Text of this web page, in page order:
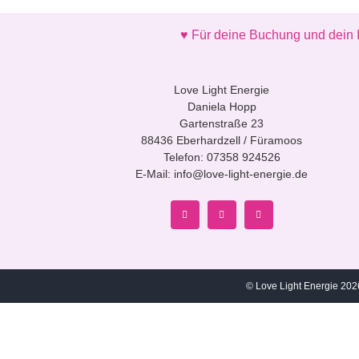
♥ Für deine Buchung und
Love Light Energie
Daniela Hopp
Gartenstraße 23
88436 Eberhardzell / Füramoos
Telefon: 07358 924526
E-Mail: info@love-light-energie.de
© Love Light Energie